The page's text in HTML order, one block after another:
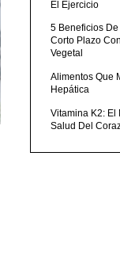
El Ejercicio
5 Beneficios
Corto Plazo
Vegetal
Alimentos Que
Hepática
Vitamina K2: El
Salud Del